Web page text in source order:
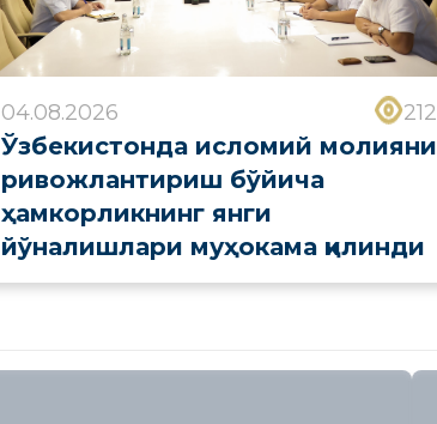
04.08.2026 212
Ўзбекистонда исломий молияни
ривожлантириш бўйича
ҳамкорликнинг янги
йўналишлари муҳокама қилинди